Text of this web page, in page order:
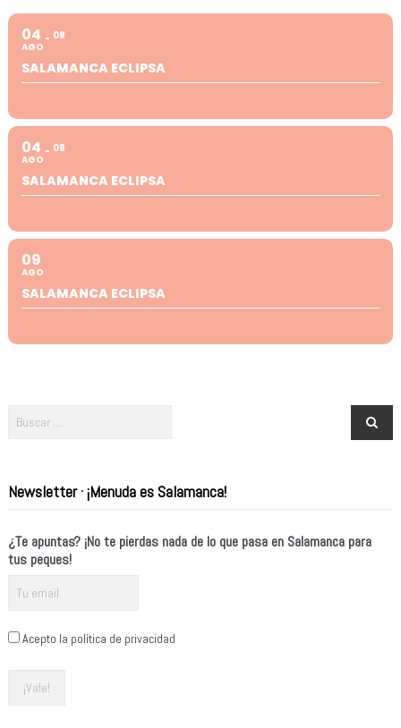
04
AGO
08
SALAMANCA ECLIPSA
04
AGO
08
SALAMANCA ECLIPSA
09
AGO
SALAMANCA ECLIPSA
Newsletter · ¡Menuda es Salamanca!
¿Te apuntas? ¡No te pierdas nada de lo que pasa en Salamanca para
tus peques!
Acepto la política de privacidad